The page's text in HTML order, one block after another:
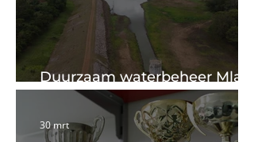
Duurzaam waterbeheer Mlali
rivier in Tanzania
30 mrt